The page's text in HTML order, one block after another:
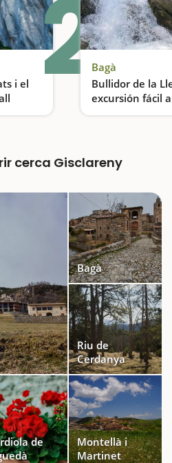
i el
Una de las excursiones más espectaculares del Berguedà
2Bagà
Bullidor de la
excursión fácil
agua
cerca Gisclareny
Bagà
Riu de
Cerdanya
de
Montellà i
Martinet